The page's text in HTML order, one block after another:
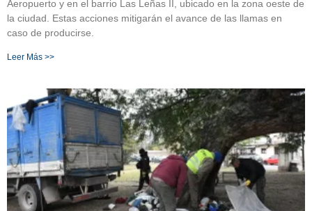
Aeropuerto y en el barrio Las Leñas II, ubicado en la zona oeste de
la ciudad. Estas acciones mitigarán el avance de las llamas en
caso de producirse.
Leer Más >>